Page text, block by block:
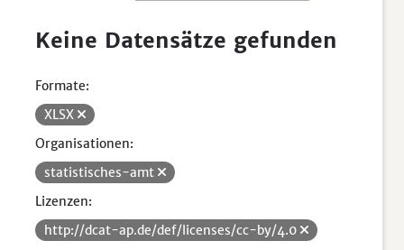
Keine Datensätze gefunden
Formate:
XLSX
Organisationen:
statistisches-amt
Lizenzen:
http://dcat-ap.de/def/licenses/cc-by/4.0